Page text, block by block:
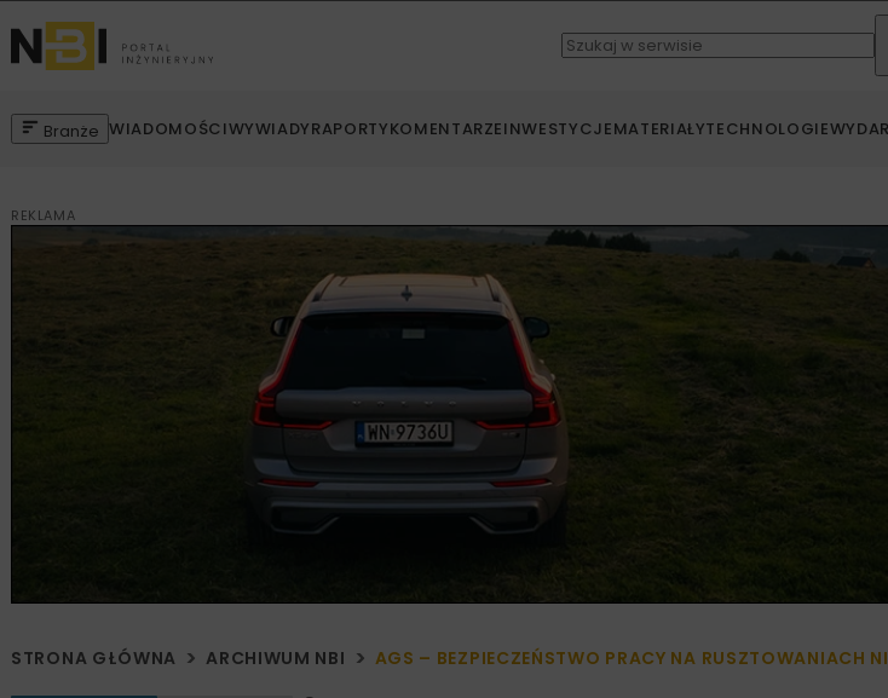
Branże WIADOMOŚCIWYWIADYRAPORTYKOMENTARZEINWESTYCJEMATERIAŁYTECHNOLOGIE
REKLAMA
STRONA GŁÓWNA ARCHIWUM NBI AGS – BEZPIECZEŃSTWO PRACY NA RUSZTOWANIACH